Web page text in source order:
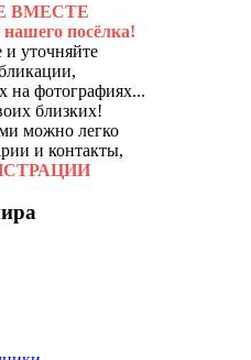
ВМЕСТЕ
посёлка!
уточняйте
на фотографиях...
близких!
можно легко
и контакты,